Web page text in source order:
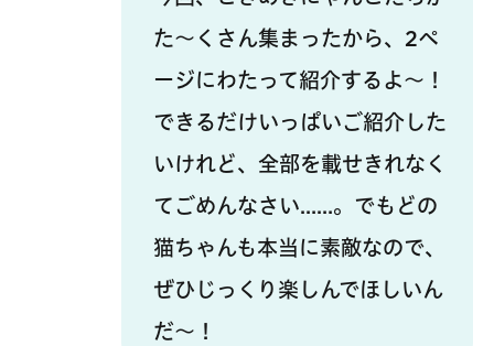
た～くさん集まったから、2ペ
ージにわたって紹介するよ～！
できるだけいっぱいご紹介した
いけれど、全部を載せきれなく
てごめんなさい……。でもどの
猫ちゃんも本当に素敵なので、
ぜひじっくり楽しんでほしいん
だ～！